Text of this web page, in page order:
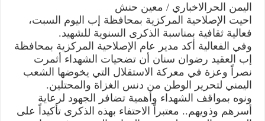
بمناسبة
ذكرى
الشهيد
مغلقة
اليمن الحرالاخباري / معين حنش
احيت الإصلاحية المركزية بمحافظة إب اليوم السبت،
فعالية ثقافية بمناسبة الذكرى السنوية للشهيد.
وفي الفعالية أكد مدير عام الإصلاحية المركزية بمحافظة
إب العقيد رضوان سنان أن تضحيات الشهداء أثمرت
نصراً وعزة في معركة الاستقلال التي يخوضها الشعب
اليمني لتحرير الوطن من دنس الغزاة والمحتلين.
ونوه بمواقف الشهداء وأهمية تضافر الجهود لرعاية
أسرهم وذويهم.. معتبراً الاحتفاء بهذه الذكرى تأكيداً على